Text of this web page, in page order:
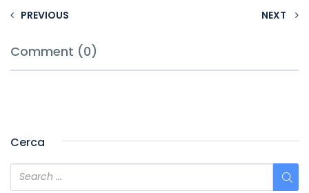
PREVIOUS NEXT
Comment (0)
Cerca